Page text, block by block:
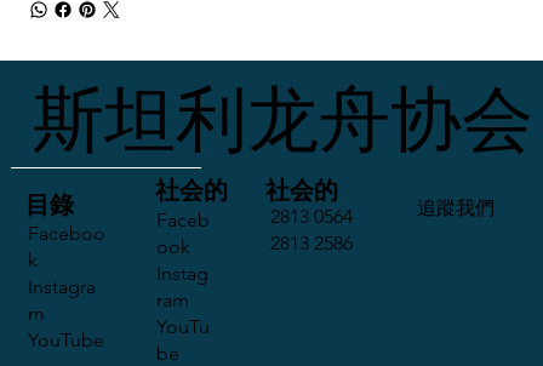
社会的
2813 0564
2813 2586
社会的
Faceb
ook
Instag
ram
YouTu
be
​目錄
Faceboo
k
Instagra
m
YouTube
斯坦利龙舟协会
​追蹤我們